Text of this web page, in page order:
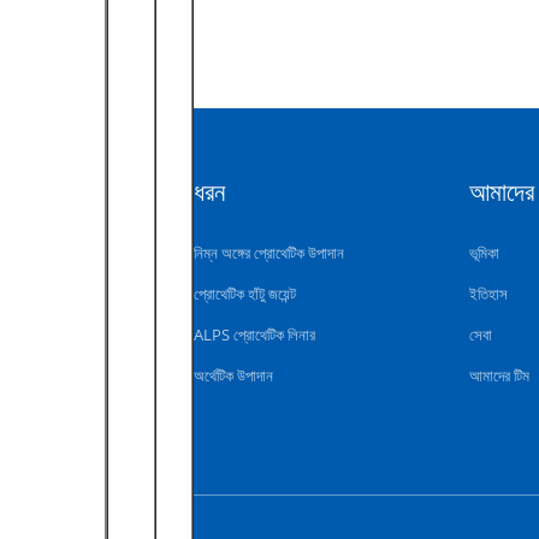
ধরন
নিম্ন অঙ্গের প্রোথেটিক উপাদান
প্রোথেটিক হাঁটু জয়েন্ট
ALPS প্রোথেটিক লিনার
অর্থেটিক উপাদান
আমাদের
ভূমিকা
ইতিহাস
সেবা
আমাদের টিম